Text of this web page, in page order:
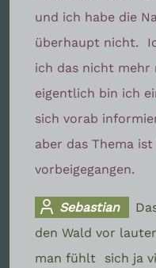
und ich habe die
überhaupt nicht.
ich das nicht mehr
eigentlich bin ich
sich vorab
aber das Thema
vorbeigegangen.
Sebastian
den Wald vor
man fühlt
sich ja